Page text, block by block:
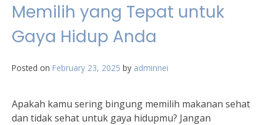
Memilih yang Tepat untuk
Gaya Hidup Anda
Posted on February 23, 2025 by adminnei
Apakah kamu sering bingung memilih makanan sehat
dan tidak sehat untuk gaya hidupmu? Jangan